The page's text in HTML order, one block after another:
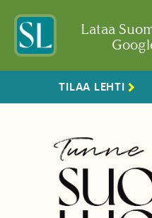
Lataa
TILAA LEHTI